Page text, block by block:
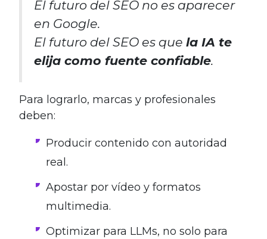
El futuro del SEO no es aparecer
en Google.
El futuro del SEO es que la IA te
elija como fuente confiable.
Para lograrlo, marcas y profesionales
deben:
Producir contenido con autoridad
real.
Apostar por vídeo y formatos
multimedia.
Optimizar para LLMs, no solo para